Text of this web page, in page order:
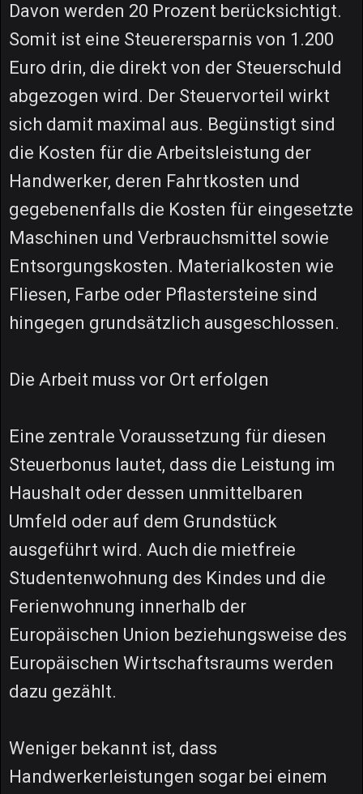
Davon werden 20 Prozent berücksichtigt.
Somit ist eine Steuerersparnis von 1.200
Euro drin, die direkt von der Steuerschuld
abgezogen wird. Der Steuervorteil wirkt
sich damit maximal aus. Begünstigt sind
die Kosten für die Arbeitsleistung der
Handwerker, deren Fahrtkosten und
gegebenenfalls die Kosten für eingesetzte
Maschinen und Verbrauchsmittel sowie
Entsorgungskosten. Materialkosten wie
Fliesen, Farbe oder Pflastersteine sind
hingegen grundsätzlich ausgeschlossen.
Die Arbeit muss vor Ort erfolgen
Eine zentrale Voraussetzung für diesen
Steuerbonus lautet, dass die Leistung im
Haushalt oder dessen unmittelbaren
Umfeld oder auf dem Grundstück
ausgeführt wird. Auch die mietfreie
Studentenwohnung des Kindes und die
Ferienwohnung innerhalb der
Europäischen Union beziehungsweise des
Europäischen Wirtschaftsraums werden
dazu gezählt.
Weniger bekannt ist, dass
Handwerkerleistungen sogar bei einem